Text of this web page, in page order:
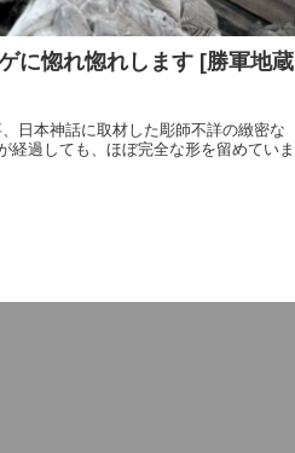
に惚れ惚れします [勝軍地蔵
日本神話に取材した彫師不詳の緻密な
経過しても、ほぼ完全な形を留めていま